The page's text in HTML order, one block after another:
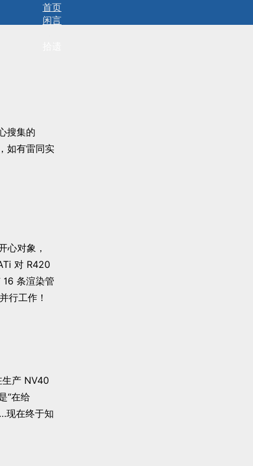
首页
闲言
搜集的
如有雷同实
对象，
对 R420
条渲染管
行工作！
产 NV40
“在给
现在终于知